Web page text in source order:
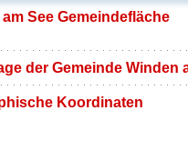
See Gemeindefläche
der Gemeinde Winden
Koordinaten